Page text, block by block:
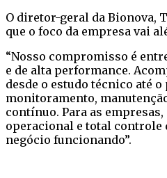
O diretor-geral da Bionova,
que o foco da empresa vai
“Nosso compromisso é
e de alta performance.
desde o estudo técnico até o
monitoramento,
contínuo. Para as
operacional e total controle
negócio funcionando”.